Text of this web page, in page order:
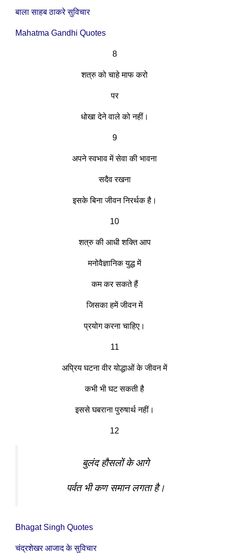
बाला साहब ठाकरे सुविचार
Mahatma Gandhi Quotes
8
शत्रु को चाहे माफ करो
पर
धोखा देने वाले को नहीं।
9
अपने स्वभाव में सेवा की भावना
सदैव रखना
इसके बिना जीवन निरर्थक है।
10
शत्रु की आधी शक्ति आप
मनोवैज्ञानिक युद्ध में
कम कर सकते हैं
जिसका हमें जीवन में
प्रयोग करना चाहिए।
11
अप्रिय घटना वीर योद्धाओं के जीवन में
कभी भी घट सकती है
इससे घबराना पुरुषार्थ नहीं।
12
बुलंद हौसलों के आगे
पर्वत भी कण समान लगता है।
Bhagat Singh Quotes
चंद्रशेखर आजाद के सुविचार